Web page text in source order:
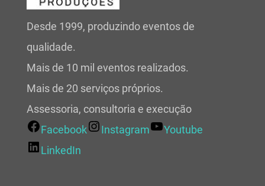
Desde 1999, produzindo eventos de
qualidade.
Mais de 10 mil eventos realizados.
Mais de 20 serviços próprios.
Assessoria, consultoria e execução
Facebook
Instagram
Youtube
LinkedIn